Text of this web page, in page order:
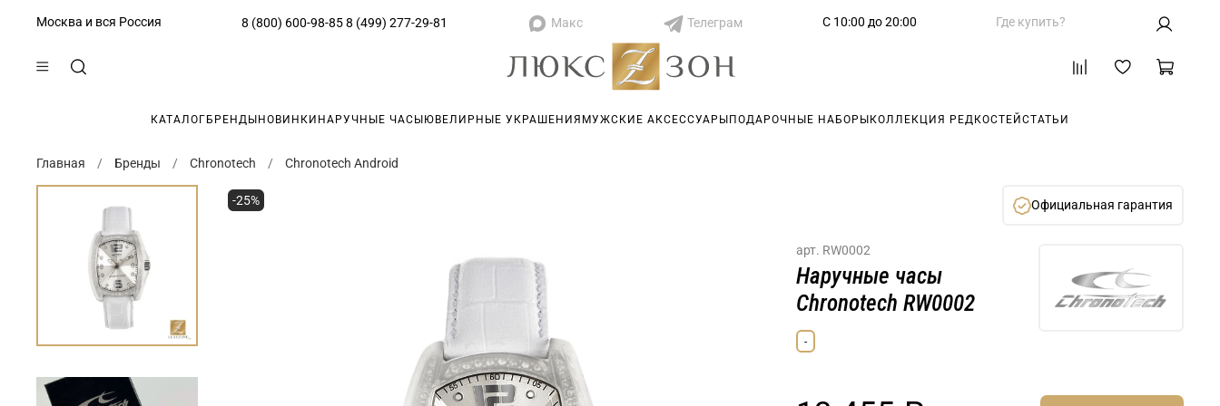
Москва и вся Россия 8 (800) 600-98-85 8 (499) 277-29-81 Макс Телеграм С 10:00 до 20:00 Где купить?
КАТАЛОГ БРЕНДЫ НОВИНКИ НАРУЧНЫЕ ЧАСЫ ЮВЕЛИРНЫЕ УКРАШЕНИЯ МУЖСКИЕ АКСЕССУАРЫ ПОДАРОЧНЫЕ НАБОРЫ КОЛЛЕКЦИЯ РЕДКОСТЕЙ СТАТЬИ
Главная Бренды Chronotech Chronotech Android
-25% Официальная гарантия
арт. RW0002
Наручные часы
Chronotech RW0002
-